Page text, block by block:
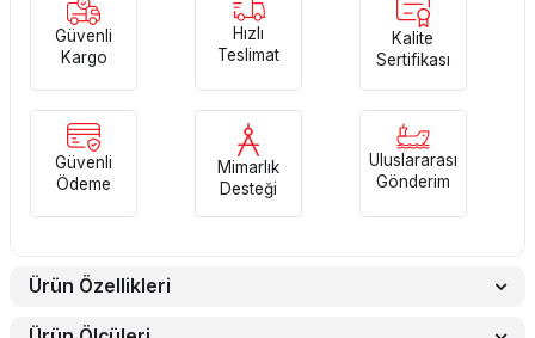
Güvenli
Kargo
Hızlı
Teslimat
Kalite
Sertifikası
Güvenli
Ödeme
Mimarlık
Desteği
Uluslararası
Gönderim
Ürün Özellikleri